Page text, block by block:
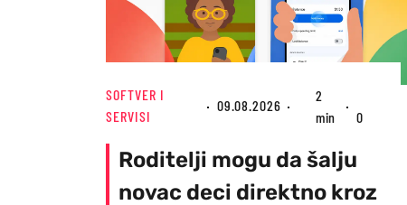
SOFTVER I
SERVISI
09.08.2026
2
min
0
Roditelji mogu da šalju
novac deci direktno kroz